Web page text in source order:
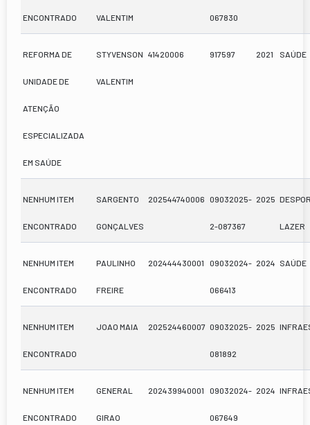
ENCONTRADO VALENTIM 067830
REFORMA DE
UNIDADE DE
ATENÇÃO
ESPECIALIZADA
EM SAÚDE
STYVENSON
VALENTIM
41420006 917597 2021 SAÚDE
NENHUM ITEM
ENCONTRADO
SARGENTO
GONÇALVES
202544740006 09032025-
2-087367
2025
LAZER
NENHUM ITEM
ENCONTRADO
PAULINHO
FREIRE
202444430001 09032024-
066413
2024 SAÚDE
NENHUM ITEM
ENCONTRADO
JOAO MAIA 202524460007 09032025-
081892
2025
NENHUM ITEM
ENCONTRADO
GENERAL
GIRAO
202439940001 09032024-
067649
2024